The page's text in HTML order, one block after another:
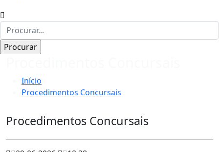
Início
Procedimentos Concursais
Procedimentos Concursais